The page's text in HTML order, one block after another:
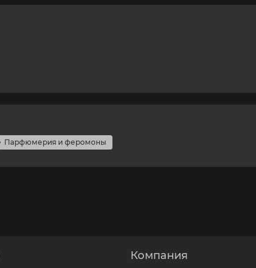
Парфюмерия и феромоны
Компания